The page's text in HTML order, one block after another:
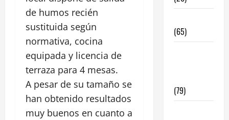
de humos recién
sustituida según
normativa, cocina
equipada y licencia de
terraza para 4 mesas.
A pesar de su tamaño se
han obtenido resultados
muy buenos en cuanto a
(65)
(79)